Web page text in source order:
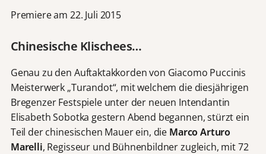
Premiere am 22. Juli 2015
Chinesische Klischees…
Genau zu den Auftaktakkorden von Giacomo Puccinis
Meisterwerk „Turandot“, mit welchem die diesjährigen
Bregenzer Festspiele unter der neuen Intendantin
Elisabeth Sobotka gestern Abend begannen, stürzt ein
Teil der chinesischen Mauer ein, die Marco Arturo
Marelli, Regisseur und Bühnenbildner zugleich, mit 72